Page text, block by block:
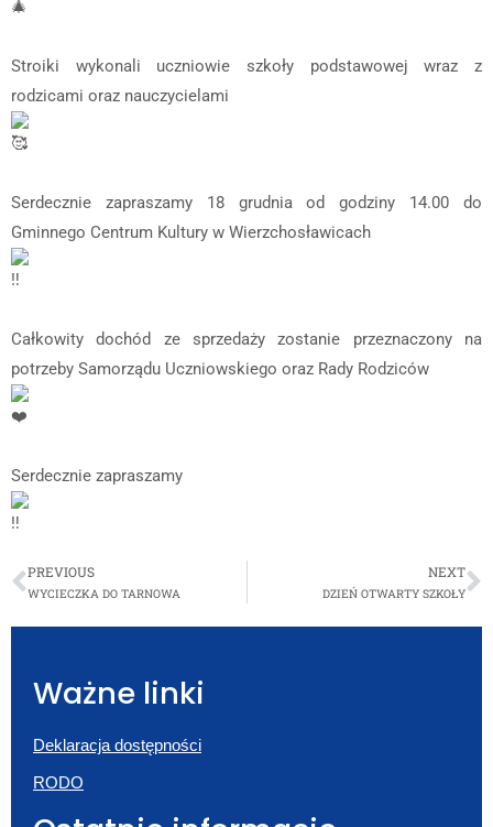
Stroiki wykonali uczniowie szkoły podstawowej wraz z
rodzicami oraz nauczycielami
Serdecznie zapraszamy 18 grudnia od godziny 14.00 do
Gminnego Centrum Kultury w Wierzchosławicach
Całkowity dochód ze sprzedaży zostanie przeznaczony na
potrzeby Samorządu Uczniowskiego oraz Rady Rodziców
Serdecznie zapraszamy
PREVIOUS
WYCIECZKA DO TARNOWA
NEXT
DZIEŃ OTWARTY SZKOŁY
Ważne linki
Deklaracja dostępności
RODO